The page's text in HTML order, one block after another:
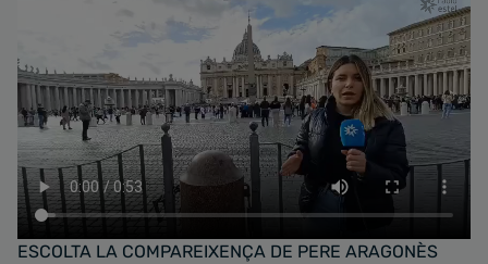
ESCOLTA LA COMPAREIXENÇA DE PERE ARAGONÈS